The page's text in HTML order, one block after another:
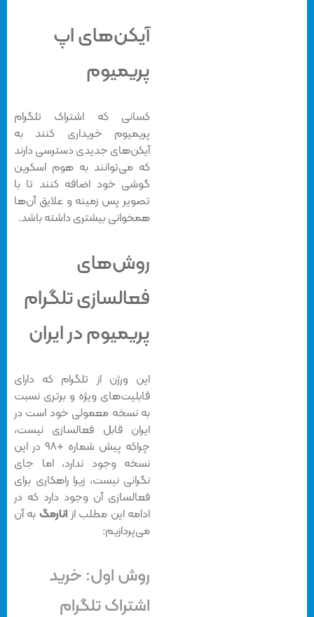
آیکن‌های اپ
پریمیوم
کسانی که اشتراک تلگرام
پریمیوم خریداری کنند به
آیکن‌های جدیدی دسترسی دارند
که می‌توانند به هوم اسکرین
گوشی خود اضافه کنند تا با
تصویر پس زمینه و علایق آن‌ها
همخوانی بیشتری داشته باشد.
روش‌های
فعالسازی تلگرام
پریمیوم در ایران
این ورژن از تلگرام که دارای
قابلیت‌های ویژه و برتری نسبت
به نسخه معمولی خود است در
ایران قابل فعالسازی نیست،
چراکه پیش شماره +۹۸ در این
نسخه وجود ندارد، اما جای
نگرانی نیست، زیرا راهکاری برای
فعالسازی آن وجود دارد که در
ادامه این مطلب ازانارمگبه آن
می‌پردازیم:
روش اول: خرید
اشتراک تلگرام